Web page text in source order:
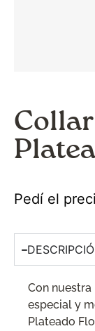
Pedí el
Con
especial y
Plateado